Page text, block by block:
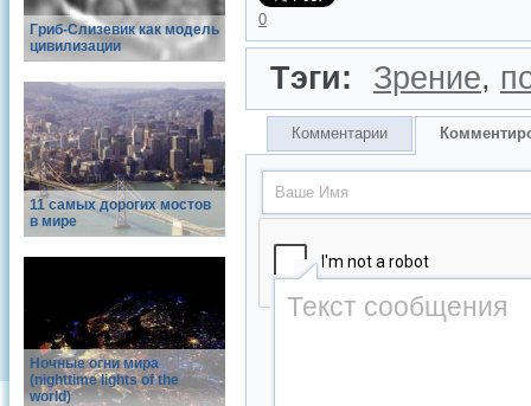
Гриб-Слизевик как модель
цивилизации
11 самых дорогих мостов
в мире
Ночные огни мира
(nighttime lights of the
world)
0
Тэги: Зрение,
Комментарии